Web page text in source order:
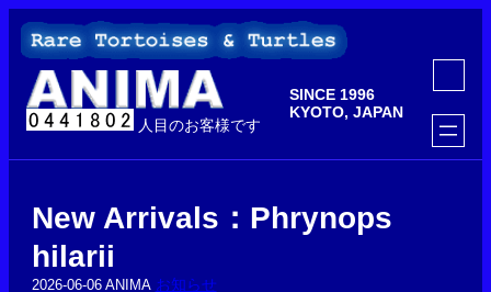
を
人目のお客様です
SINCE 1996
KYOTO, JAPAN
ア
コ
ン
リ
ン
ク
New Arrivals：Phrynops
hilarii
2026-06-06 ANIMA お知らせ